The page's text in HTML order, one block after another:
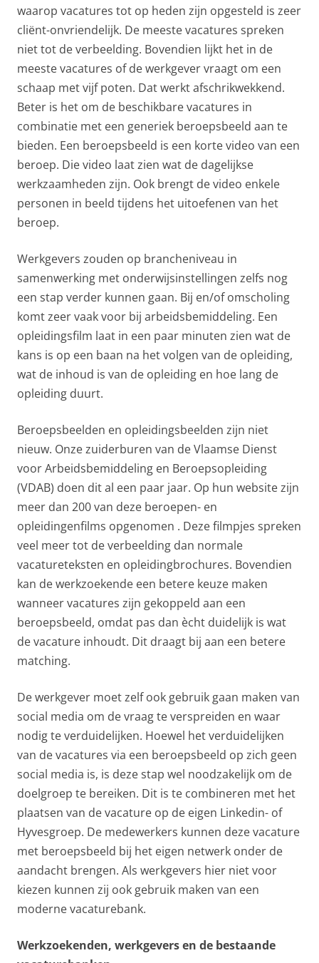
waarop vacatures tot op heden zijn opgesteld is zeer
cliënt-onvriendelijk. De meeste vacatures spreken
niet tot de verbeelding. Bovendien lijkt het in de
meeste vacatures of de werkgever vraagt om een
schaap met vijf poten. Dat werkt afschrikwekkend.
Beter is het om de beschikbare vacatures in
combinatie met een generiek beroepsbeeld aan te
bieden. Een beroepsbeeld is een korte video van een
beroep. Die video laat zien wat de dagelijkse
werkzaamheden zijn. Ook brengt de video enkele
personen in beeld tijdens het uitoefenen van het
beroep.
Werkgevers zouden op brancheniveau in
samenwerking met onderwijsinstellingen zelfs nog
een stap verder kunnen gaan. Bij en/of omscholing
komt zeer vaak voor bij arbeidsbemiddeling. Een
opleidingsfilm laat in een paar minuten zien wat de
kans is op een baan na het volgen van de opleiding,
wat de inhoud is van de opleiding en hoe lang de
opleiding duurt.
Beroepsbeelden en opleidingsbeelden zijn niet
nieuw. Onze zuiderburen van de Vlaamse Dienst
voor Arbeidsbemiddeling en Beroepsopleiding
(VDAB) doen dit al een paar jaar. Op hun website zijn
meer dan 200 van deze beroepen- en
opleidingenfilms opgenomen . Deze filmpjes spreken
veel meer tot de verbeelding dan normale
vacatureteksten en opleidingbrochures. Bovendien
kan de werkzoekende een betere keuze maken
wanneer vacatures zijn gekoppeld aan een
beroepsbeeld, omdat pas dan ècht duidelijk is wat
de vacature inhoudt. Dit draagt bij aan een betere
matching.
De werkgever moet zelf ook gebruik gaan maken van
social media om de vraag te verspreiden en waar
nodig te verduidelijken. Hoewel het verduidelijken
van de vacatures via een beroepsbeeld op zich geen
social media is, is deze stap wel noodzakelijk om de
doelgroep te bereiken. Dit is te combineren met het
plaatsen van de vacature op de eigen Linkedin- of
Hyvesgroep. De medewerkers kunnen deze vacature
met beroepsbeeld bij het eigen netwerk onder de
aandacht brengen. Als werkgevers hier niet voor
kiezen kunnen zij ook gebruik maken van een
moderne vacaturebank.
Werkzoekenden, werkgevers en de bestaande